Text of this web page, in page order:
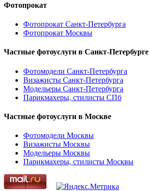
Фотопрокат
Фотопрокат Санкт-Петербурга
Фотопрокат Москвы
Частные фотоуслуги в Санкт-Петербурге
Фотомодели Санкт-Петербурга
Визажисты Санкт-Петербурга
Модельеры Санкт-Петербурга
Парикмахеры, стилисты СПб
Частные фотоуслуги в Москве
Фотомодели Москвы
Визажисты Москвы
Модельеры Москвы
Парикмахеры, стилисты Москвы